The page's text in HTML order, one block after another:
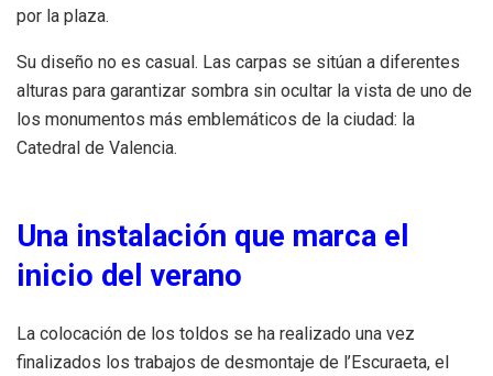
por la plaza.
Su diseño no es casual. Las carpas se sitúan a diferentes
alturas para garantizar sombra sin ocultar la vista de uno de
los monumentos más emblemáticos de la ciudad: la
Catedral de Valencia.
Una instalación que marca el
inicio del verano
La colocación de los toldos se ha realizado una vez
finalizados los trabajos de desmontaje de l’Escuraeta, el